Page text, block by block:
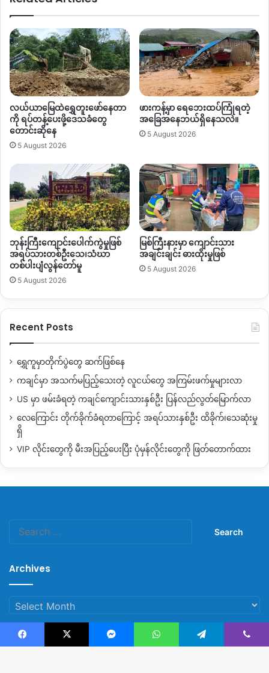
ချီဖွေမြို့သည် မေခမြစ်ဘေးတွင်တည်ရှိပြီး ချီဖွေချောင်းသည်
လည်း မေခမြစ်သို့ စီးဝင်သော မြို့ဖြစ်သည်။ မေခမြစ်နှင့် မလိခမြစ်
တို့ သည် မြစ်ကြီနားမ​ြို့ မြောက်ဘက် ၂၈ မိုင်တွင်ပေါင်းပြီး
ဧရာဝတီမြစ် အဖြစ် စီးဆင်းသည်။
Copy URL
လယ်ယာမြေထဲရွှေတူးဖော်နေတာ
ကို ရပ်တန့်ပေးဖို့ဒေသခံတွေ
တောင်းဆိုနေ
5 August 2026
ဖားကန့်မှာ ရေဘေးထပ်ကြုံရတဲ့
အခြေအနေဘယ်ရှိနေသလဲ။
5 August 2026
ဘုန်းကြီးကျောင်းပေါက်ကွဲမှုဖြစ်
အရပ်သားတစ်ဦးသေ၊သံဃာ
တစ်ပါးပျံလွန်တော်မူ
5 August 2026
မြစ်ကြီးနားမှာ ကျောင်းသား
အချင်းချင်း ဓားထိုးမှုဖြစ်
5 August 2026
Recent Posts
ရွှေကူမှာတိုက်ပွဲတွေ ဆက်ဖြစ်နေ
ကချင်မှာ အသက်မပြည့်သေးတဲ့ လူငယ်တွေ အကြမ်းဖက်မှုများလာ
US မှာ ဖမ်းခံရတဲ့ ကချင်ကျောင်းသားနှစ်ဦး ပြန်လည်လွတ်မြောက်လာ
လေကြောင်း တိုက်ခိုက်ခံရတာကြောင့် အရပ်သားနှစ်ဦး ထိခိုက်၊သေဆုံးမှု
ရှိ
VIP လိုင်းတွေကို မီးအပြည့်ပေးပြီး ပုံမှန်လိုင်းတွေကို ဖြတ်တောက်ထား
Archives
Archives
Facebook X Messenger WhatsApp Telegram Viber